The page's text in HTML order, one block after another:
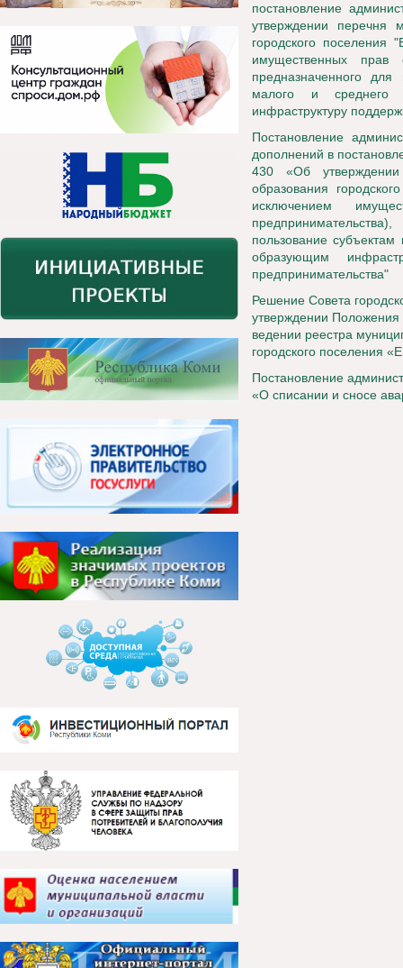
постановление
утверждении перечня
городского поселения
имущественных прав
предназначенного
малого и среднего
инфраструктуру
Постановление
дополнений в
430 «Об утверждении
образования
исключением
пользование
образующим
предпринимательства"
Решение Совета
утверждении Положения
ведении реестра
городского поселения
Постановление
«О списании и сносе